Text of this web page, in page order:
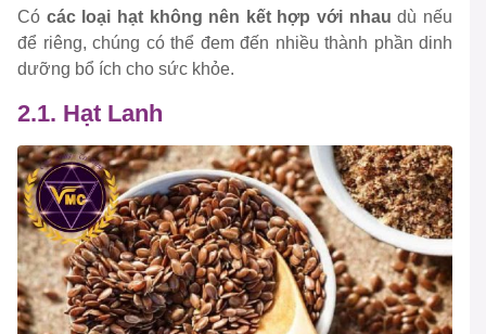
Có các loại hạt không nên kết hợp với nhau dù nếu
để riêng, chúng có thể đem đến nhiều thành phần dinh
dưỡng bổ ích cho sức khỏe.
2.1. Hạt Lanh